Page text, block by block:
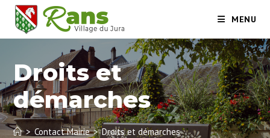
MENU
Droits et
démarches
> Contact Mairie > Droits et démarches